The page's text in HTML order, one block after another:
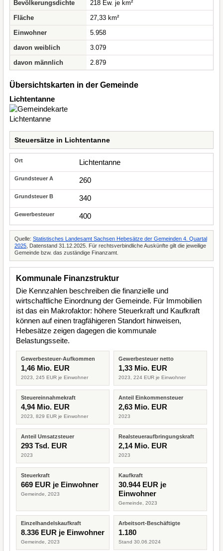
Bevölkerungsdichte
218 Ew. je km²
Fläche
27,33 km²
Einwohner
5.958
davon weiblich
3.079
davon männlich
2.879
Übersichtskarten in der Gemeinde
Lichtentanne
Steuersätze in Lichtentanne
Lichtentanne
260
340
400
Quelle: Statistisches Landesamt Sachsen Hebesätze der Gemeinden 4. Quartal
2025 , Datenstand 31.12.2025. Für rechtsverbindliche Auskünfte gilt die jeweilige
Gemeinde bzw. das zuständige Finanzamt.
Kommunale Finanzstruktur
Die Kennzahlen beschreiben die finanzielle und
wirtschaftliche Einordnung der Gemeinde. Für Immobilien
ist das ein Makrofaktor: höhere Steuerkraft und Kaufkraft
können auf einen tragfähigeren Standort hinweisen,
Hebesätze zeigen dagegen die kommunale
Belastungsseite.
Gewerbesteuer-Aufkommen
1,46 Mio. EUR
2023, 245 EUR je Einwohner
Gewerbesteuer netto
1,33 Mio. EUR
2023, 224 EUR je Einwohner
Steuereinnahmekraft
4,94 Mio. EUR
2023, 829 EUR je Einwohner
Anteil Einkommensteuer
2,63 Mio. EUR
2023
Anteil Umsatzsteuer
293 Tsd. EUR
2023
Realsteueraufbringungskraft
2,14 Mio. EUR
2023
Steuerkraft
669 EUR je Einwohner
Gemeinde, 2023
Kaufkraft
30.944 EUR je
Einwohner
Gemeinde, 2023
Einzelhandelskaufkraft
8.336 EUR je Einwohner
Gemeinde, 2023
Arbeitsort-Beschäftigte
1.180
Stand 30.06.2024